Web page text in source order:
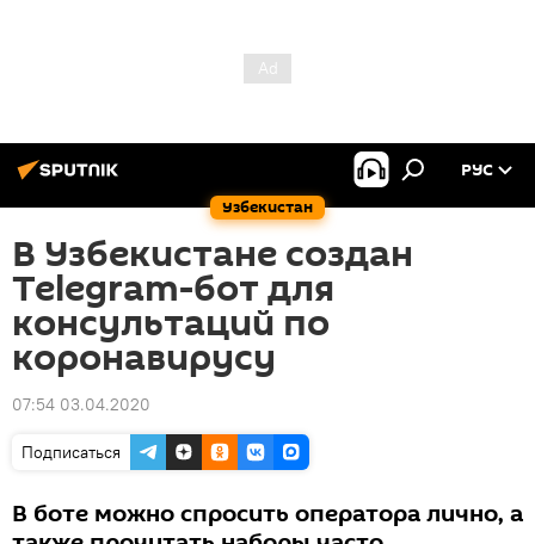
Узбекистан
РУС
В Узбекистане создан
Telegram-бот для
консультаций по
коронавирусу
07:54 03.04.2020
Подписаться
В боте можно спросить оператора лично, а